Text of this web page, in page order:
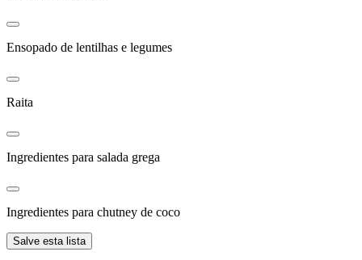
Ensopado de lentilhas e legumes
Raita
Ingredientes para salada grega
Ingredientes para chutney de coco
Salve esta lista